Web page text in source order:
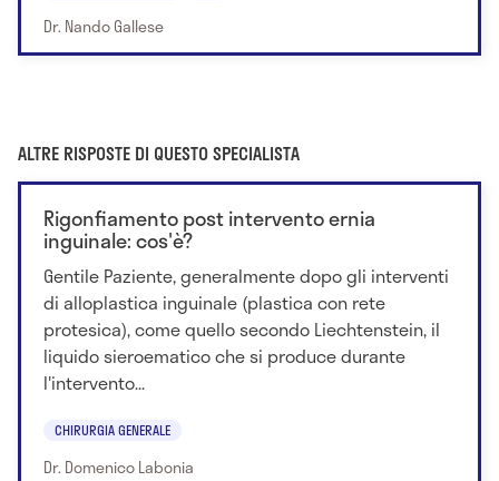
Dr. Nando Gallese
ALTRE RISPOSTE DI QUESTO SPECIALISTA
Rigonfiamento post intervento ernia
inguinale: cos'è?
Gentile Paziente, generalmente dopo gli interventi
di alloplastica inguinale (plastica con rete
protesica), come quello secondo Liechtenstein, il
liquido sieroematico che si produce durante
l'intervento...
CHIRURGIA GENERALE
Dr. Domenico Labonia